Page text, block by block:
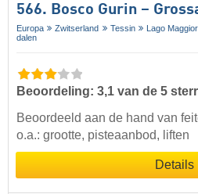
566. Bosco Gurin –
Europa Zwitserland Tessin
Lago
dalen
Beoordeling: 3,1 van de 5
Beoordeeld aan de hand van
o.a.: grootte, pisteaanbod, liften
Details